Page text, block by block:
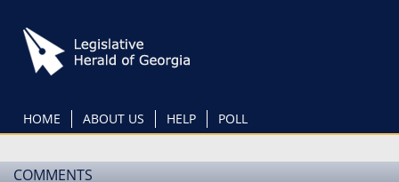
main
content
HOME ABOUT US HELP POLL
COMMENTS